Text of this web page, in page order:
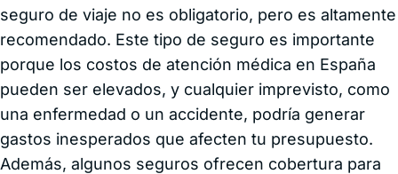
seguro de viaje no es obligatorio, pero es altamente
recomendado. Este tipo de seguro es importante
porque los costos de atención médica en España
pueden ser elevados, y cualquier imprevisto, como
una enfermedad o un accidente, podría generar
gastos inesperados que afecten tu presupuesto.
Además, algunos seguros ofrecen cobertura para